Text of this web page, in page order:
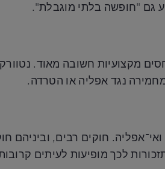
גם "חופשה בלתי מוגבלת".
מקצועיות חשובה מאוד.
נגד אפליה או הטרדה.
לכך מופיעות לעיתים